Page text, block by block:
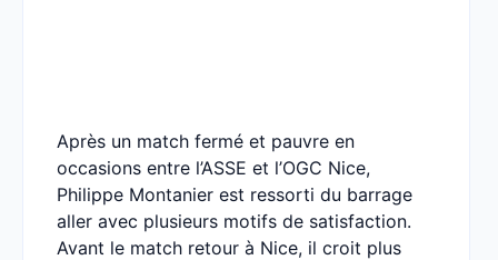
Après un match fermé et pauvre en
occasions entre l’ASSE et l’OGC Nice,
Philippe Montanier est ressorti du barrage
aller avec plusieurs motifs de satisfaction.
Avant le match retour à Nice, il croit plus